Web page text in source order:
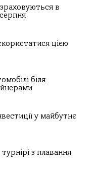
в
цією
біля
у майбутнє
з плавання